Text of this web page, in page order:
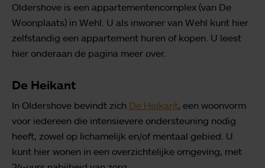
Oldershove is een appartementencomplex (van De
Woonplaats) in Wehl. U als inwoner van Wehl kunt hier
zelfstandig een appartement huren of kopen. U leest
hier onderaan de pagina meer over.
De Heikant
In Oldershove bevindt zich De Heikant, een woonvorm
voor iedereen die intensievere ondersteuning nodig
heeft, zowel op lichamelijk en/of mentaal gebied. U
kunt hier wonen in een overzichtelijke omgeving, met